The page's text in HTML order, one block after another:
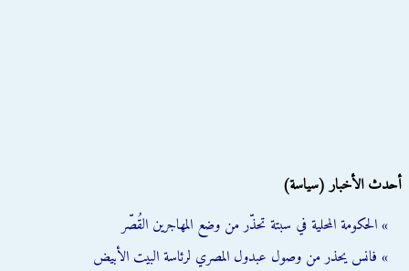
أحدث الأخبار (سياسة)
» الحكومة المحلية في سبتة تحذّر من وضع المهاجرين القُصّر
» فانس يحذر من وصول عبدول المصري لرئاسة البيت الأبيض